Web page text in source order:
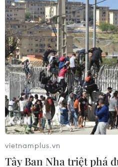
Olympic mùa Đông
cho người Trung Quốc
vietnamplus.vn
Tây Ban Nha triệt phá